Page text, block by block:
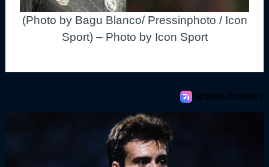
(Photo by Bagu Blanco/ Pressinphoto / Icon
Sport) – Photo by Icon Sport